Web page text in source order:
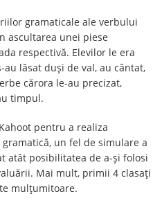
gramaticale ale verbului
ascultarea unei piese
respectivă. Elevilor le era
lăsat duși de val, au cântat,
cărora le-au precizat,
timpul.
pentru a realiza
un fel de simulare a
atât posibilitatea de a-și folosi
Mai mult, primii 4 clasați
mulțumitoare.